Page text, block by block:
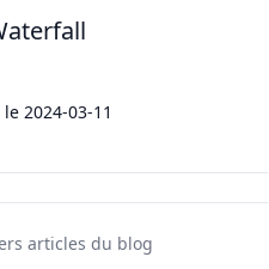
le 2024-03-11
articles du blog